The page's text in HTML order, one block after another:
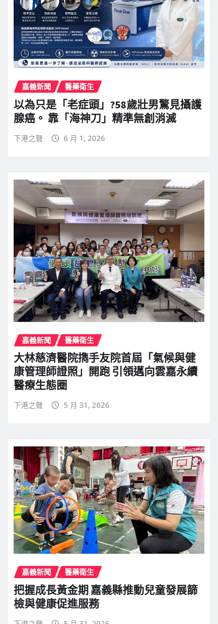
嘉義新聞 醫藥衛生
以為只是「老症頭」?58歲壯男驚見攝護
腺癌。 靠「海神刀」精準無創消滅
下港之聲 6 月 1, 2026
嘉義新聞 醫藥衛生
大林慈濟醫院擕手友院首屆「氣候與健
康管理師證照」開跑 引領邁向雲嘉永續
醫療生態圈
下港之聲 5 月 31, 2026
嘉義新聞 醫藥衛生
把握成長黃金期 嘉義縣推動兒童發展篩
檢與健康促進服務